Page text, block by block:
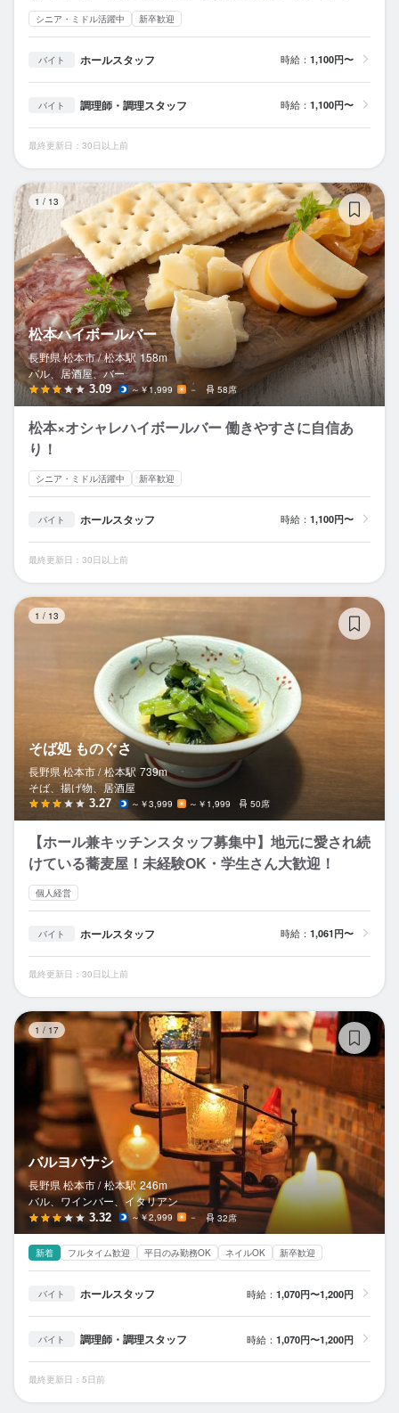
シニア・ミドル活躍中 新卒歓迎
バイト ホールスタッフ 時給： 1,100円〜
バイト 調理師・調理スタッフ 時給： 1,100円〜
最終更新日：30日以上前
1 / 13
松本ハイボールバー
長野県 松本市 / 松本駅 158m
バル、居酒屋、バー
3.09 ～￥1,999 － 58席
松本×オシャレハイボールバー 働きやすさに自信あ
り！
シニア・ミドル活躍中 新卒歓迎
バイト ホールスタッフ 時給： 1,100円〜
最終更新日：30日以上前
1 / 13
そば処 ものぐさ
長野県 松本市 / 松本駅 739m
そば、揚げ物、居酒屋
3.27 ～￥3,999 ～￥1,999 50席
【ホール兼キッチンスタッフ募集中】地元に愛され続
けている蕎麦屋！未経験OK・学生さん大歓迎！
個人経営
バイト ホールスタッフ 時給： 1,061円〜
最終更新日：30日以上前
1 / 17
バルヨバナシ
長野県 松本市 / 松本駅 246m
バル、ワインバー、イタリアン
3.32 ～￥2,999 － 32席
新着 フルタイム歓迎 平日のみ勤務OK ネイルOK 新卒歓迎
バイト ホールスタッフ 時給： 1,070円〜1,200円
バイト 調理師・調理スタッフ 時給： 1,070円〜1,200円
最終更新日：5日前